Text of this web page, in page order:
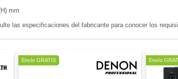
mm
las especificaciones del fabricante para conocer los
Oferta
Envío GRATIS Oferta
Envío